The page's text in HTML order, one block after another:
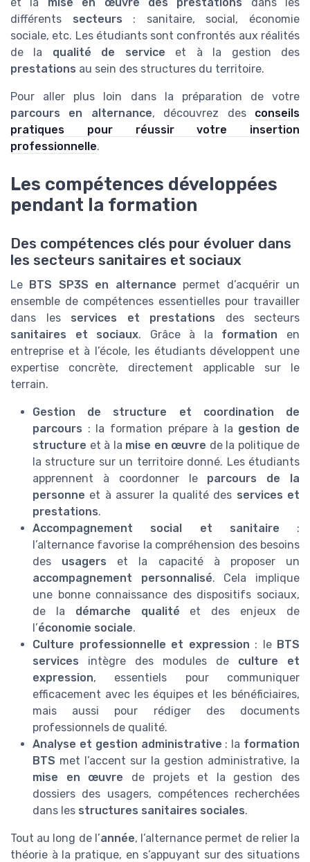
et la mise en œuvre des prestations dans les
différents secteurs : sanitaire, social, économie
sociale, etc. Les étudiants sont confrontés aux réalités
de la qualité de service et à la gestion des
prestations au sein des structures du territoire.
Pour aller plus loin dans la préparation de votre
parcours en alternance, découvrez des conseils
pratiques pour réussir votre insertion
professionnelle.
Les compétences développées
pendant la formation
Des compétences clés pour évoluer dans
les secteurs sanitaires et sociaux
Le BTS SP3S en alternance permet d’acquérir un
ensemble de compétences essentielles pour travailler
dans les services et prestations des secteurs
sanitaires et sociaux. Grâce à la formation en
entreprise et à l’école, les étudiants développent une
expertise concrète, directement applicable sur le
terrain.
Gestion de structure et coordination de
parcours : la formation prépare à la gestion de
structure et à la mise en œuvre de la politique de
la structure sur un territoire donné. Les étudiants
apprennent à coordonner le parcours de la
personne et à assurer la qualité des services et
prestations.
Accompagnement social et sanitaire :
l’alternance favorise la compréhension des besoins
des usagers et la capacité à proposer un
accompagnement personnalisé. Cela implique
une bonne connaissance des dispositifs sociaux,
de la démarche qualité et des enjeux de
l’économie sociale.
Culture professionnelle et expression : le BTS
services intègre des modules de culture et
expression, essentiels pour communiquer
efficacement avec les équipes et les bénéficiaires,
mais aussi pour rédiger des documents
professionnels de qualité.
Analyse et gestion administrative : la formation
BTS met l’accent sur la gestion administrative, la
mise en œuvre de projets et la gestion des
dossiers des usagers, compétences recherchées
dans les structures sanitaires sociales.
Tout au long de l’année, l’alternance permet de relier la
théorie à la pratique, en s’appuyant sur des situations